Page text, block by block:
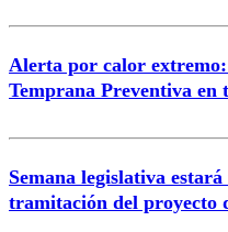
Alerta por calor
Temprana Preventiva en
Semana legislativa
tramitación del proyecto